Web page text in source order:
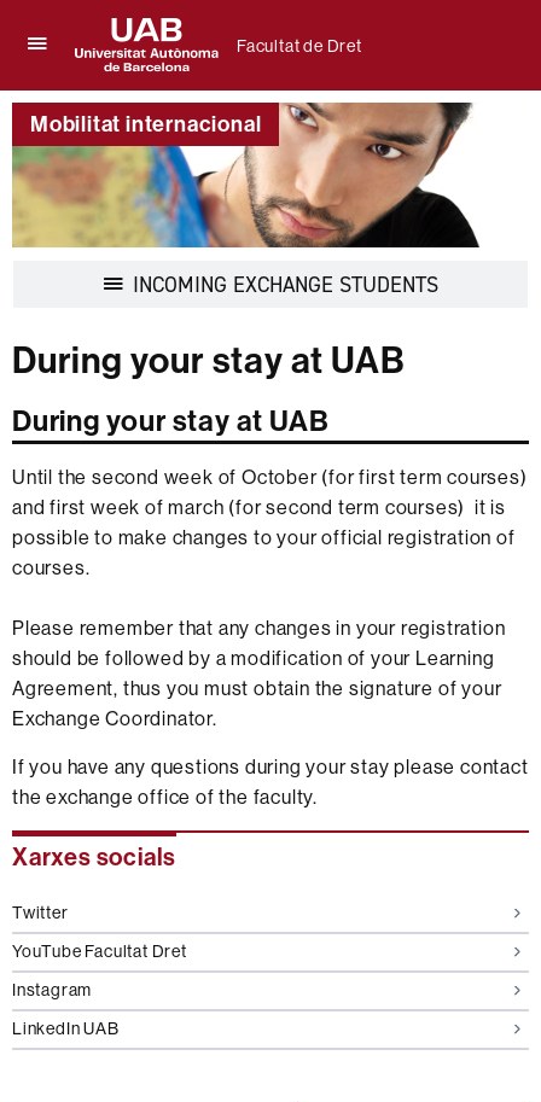
per
desplegar
el
menú
de
Facultat
Dret
Universitat
Autònoma
de
Barcelona
Facultat de Dret
Mobilitat internacional
INCOMING EXCHANGE STUDENTSDesplegar
During your stay at UAB
During your stay at UAB
Until the second week of October (for first term courses)
and first week of march (for second term courses) it is
possible to make changes to your official registration of
courses.
Please remember that any changes in your registration
should be followed by a modification of your Learning
Agreement, thus you must obtain the signature of your
Exchange Coordinator.
If you have any questions during your stay please contact
the exchange office of the faculty.
Informació
Xarxes socials
Twitter
YouTube Facultat Dret
Instagram
LinkedIn UAB